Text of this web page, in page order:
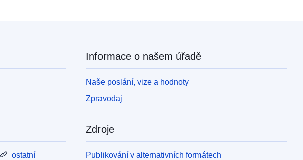
ostatní
Informace o našem úřadě
Naše poslání, vize a hodnoty
Zpravodaj
Zdroje
Publikování v alternativních formátech